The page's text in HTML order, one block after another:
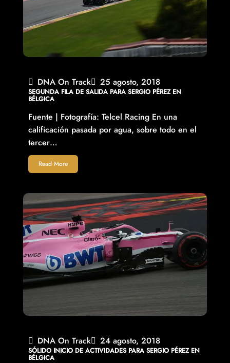
DNA On Track 25 agosto, 2018
SEGUNDA FILA DE SALIDA PARA SERGIO PÉREZ EN
BÉLGICA
Fuente | Fotografía: Telcel Racing En una
calificación pasada por agua, sobre todo en el
tercer…
Read More
DNA On Track 24 agosto, 2018
SÓLIDO INICIO DE ACTIVIDADES PARA SERGIO PÉREZ EN
BÉLGICA